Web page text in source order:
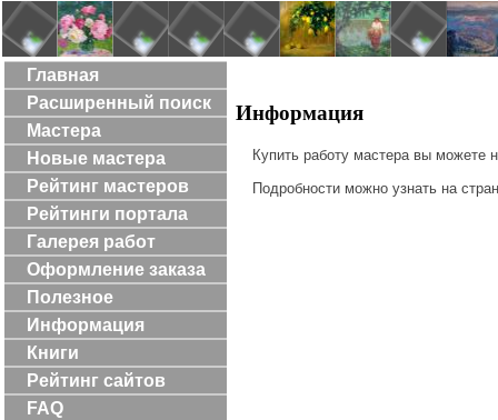
Главная
Расширенный поиск
Мастера
Новые мастера
Рейтинг мастеров
Рейтинги портала
Галерея работ
Оформление заказа
Полезное
Информация
Книги
Рейтинг сайтов
FAQ
Информация
Купить работу мастера вы можете
Подробности можно узнать на